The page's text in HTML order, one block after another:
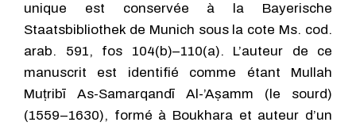
unique est conservée à la Bayerische
Staatsbibliothek de Munich sous la cote Ms. cod.
arab. 591, fos 104(b)–110(a). L’auteur de ce
manuscrit est identifié comme étant Mullah
Muṭribī As-Samarqandī Al-’Aṣamm (le sourd)
(1559–1630), formé à Boukhara et auteur d’un